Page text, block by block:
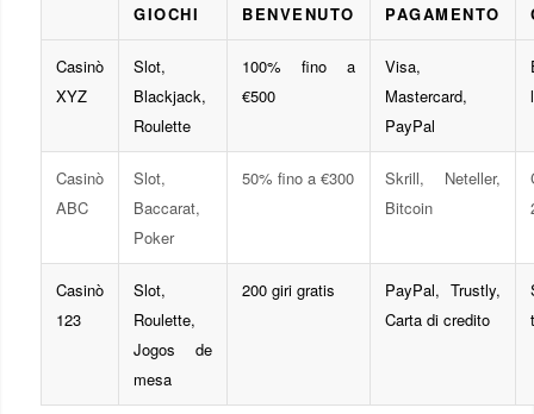
GIOCHI
BENVENUTO
PAGAMENTO
Casinò
XYZ
Slot,
Blackjack,
Roulette
100% fino a
€500
Visa,
Mastercard,
PayPal
Casinò
ABC
Slot,
Baccarat,
Poker
50% fino a €300
Skrill, Neteller,
Bitcoin
Casinò
123
Slot,
Roulette,
Jogos de
mesa
200 giri gratis
PayPal, Trustly,
Carta di credito